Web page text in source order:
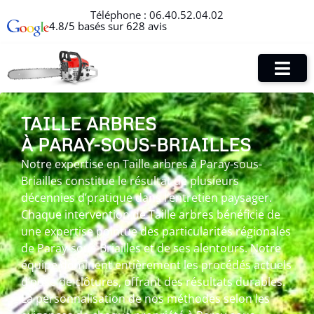
Téléphone : 06.40.52.04.02
4.8/5 basés sur 628 avis
TAILLE ARBRES
À PARAY-SOUS-BRIAILLES
Notre expertise en Taille arbres à Paray-sous-
Briailles constitue le résultat de plusieurs
décennies d’pratique dans l’entretien paysager.
Chaque intervention de Taille arbres bénéficie de
une expertise pointue des particularités régionales
de Paray-sous-Briailles et de ses alentours. Notre
équipe dominent entièrement les procédés actuels
d’pose de clôtures, offrant des résultats durables.
La personnalisation de nos méthodes selon les